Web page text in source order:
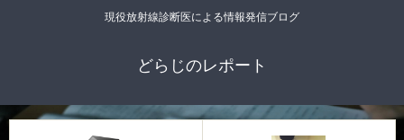
現役放射線診断医による情報発信ブログ
どらじのレポート